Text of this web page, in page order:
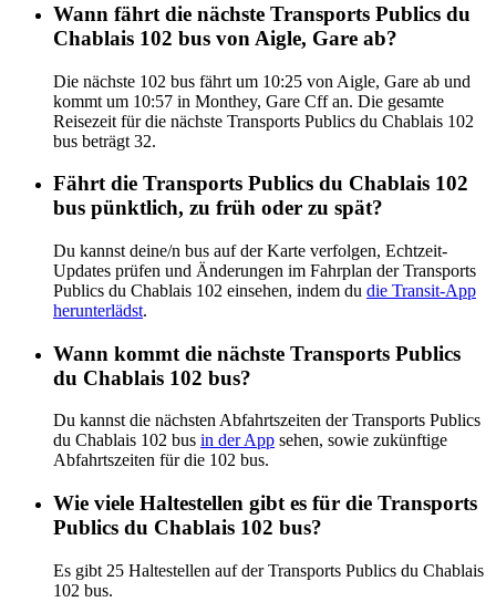
Wann fährt die nächste Transports Publics du
Chablais 102 bus von Aigle, Gare ab?
Die nächste 102 bus fährt um 10:25 von Aigle, Gare ab und
kommt um 10:57 in Monthey, Gare Cff an. Die gesamte
Reisezeit für die nächste Transports Publics du Chablais 102
bus beträgt 32.
Fährt die Transports Publics du Chablais 102
bus pünktlich, zu früh oder zu spät?
Du kannst deine/n bus auf der Karte verfolgen, Echtzeit-
Updates prüfen und Änderungen im Fahrplan der Transports
Publics du Chablais 102 einsehen, indem du die Transit-App
herunterlädst.
Wann kommt die nächste Transports Publics
du Chablais 102 bus?
Du kannst die nächsten Abfahrtszeiten der Transports Publics
du Chablais 102 bus in der App sehen, sowie zukünftige
Abfahrtszeiten für die 102 bus.
Wie viele Haltestellen gibt es für die Transports
Publics du Chablais 102 bus?
Es gibt 25 Haltestellen auf der Transports Publics du Chablais
102 bus.